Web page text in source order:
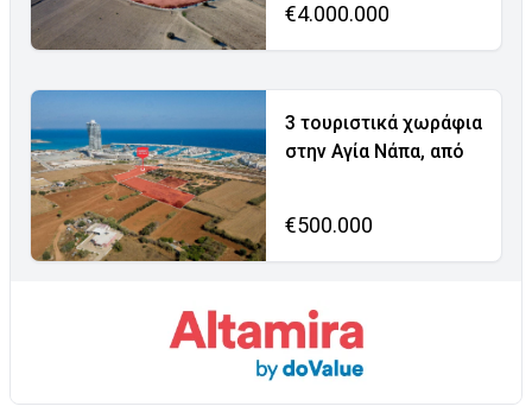
€4.000.000
3 τουριστικά χωράφια
στην Αγία Νάπα, από
€500.000